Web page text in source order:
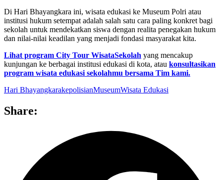
Di Hari Bhayangkara ini, wisata edukasi ke Museum Polri atau
institusi hukum setempat adalah salah satu cara paling konkret bagi
sekolah untuk mendekatkan siswa dengan realita penegakan hukum
dan nilai-nilai keadilan yang menjadi fondasi masyarakat kita.
Lihat program City Tour WisataSekolah yang mencakup
kunjungan ke berbagai institusi edukasi di kota, atau konsultasikan
program wisata edukasi sekolahmu bersama Tim kami.
Hari BhayangkarakepolisianMuseumWisata Edukasi
Share: